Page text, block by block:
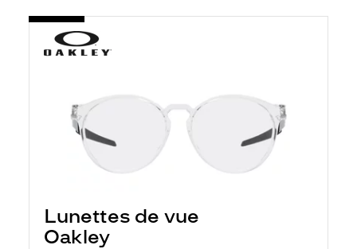
Lunettes de vue
Oakley